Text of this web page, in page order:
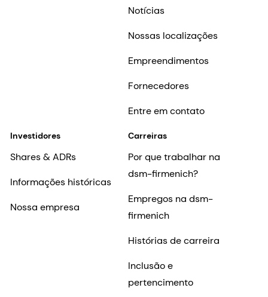
Notícias
Nossas localizações
Empreendimentos
Fornecedores
Entre em contato
Investidores
Shares & ADRs
Informações históricas
Nossa empresa
Carreiras
Por que trabalhar na
dsm-firmenich?
Empregos na dsm-
firmenich
Histórias de carreira
Inclusão e
pertencimento